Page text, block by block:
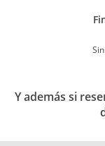
Y además si